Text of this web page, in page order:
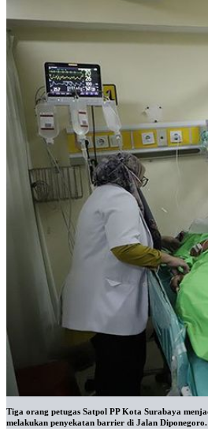
Tiga orang petugas Satpol PP Kota Surabaya
melakukan penyekatan barrier di Jalan Diponegoro.